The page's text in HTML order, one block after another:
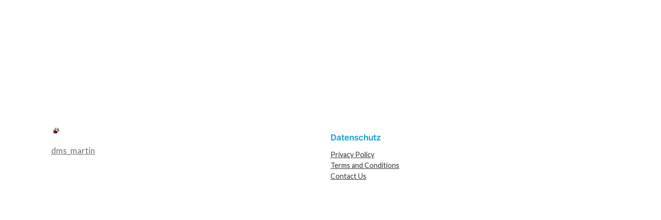
dms_martin
Datenschutz
Privacy Policy
Terms and Conditions
Contact Us